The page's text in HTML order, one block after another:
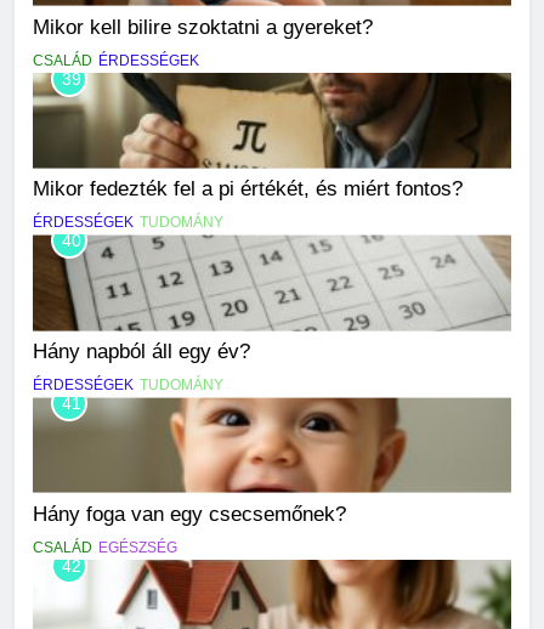
Mikor kell bilire szoktatni a gyereket?
CSALÁD ÉRDESSÉGEK
39
Mikor fedezték fel a pi értékét, és miért fontos?
ÉRDESSÉGEK TUDOMÁNY
40
Hány napból áll egy év?
ÉRDESSÉGEK TUDOMÁNY
41
Hány foga van egy csecsemőnek?
CSALÁD EGÉSZSÉG
42